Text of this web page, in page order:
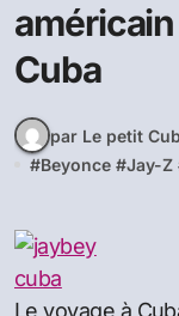
Cuba
par Le petit
#Beyonce #Jay-Z